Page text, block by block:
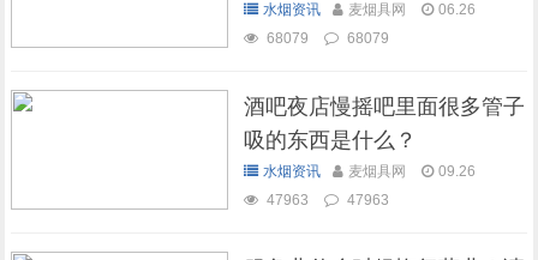
水烟资讯 麦烟具网
06.26
68079
68079
酒吧夜店慢摇吧里面很多管子
吸的东西是什么？
水烟资讯 麦烟具网
09.26
47963
47963